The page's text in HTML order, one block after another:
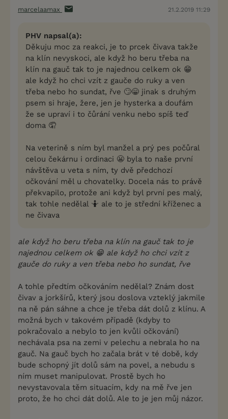
marcelaamax 21.2.2019 11:29
PHV napsal(a):
Děkuju moc za reakci, je to prcek čivava takže
na klín nevyskoci, ale když ho beru třeba na
klín na gauč tak to je najednou celkem ok 😁
ale když ho chci vzít z gauče do ruky a ven
třeba nebo ho sundat, řve 🙄😁 jinak s druhým
psem si hraje, žere, jen je hysterka a doufám
že se upraví i to čůrání venku nebo spíš teď
doma 🤦
Na veterině s ním byl manžel a prý pes počůral
celou čekárnu i ordinaci 😬 byla to naše první
návštěva u veta s ním, ty dvě předchozí
očkování měl u chovatelky. Docela nás to právě
překvapilo, protože ani když byl první pes malý,
tak tohle nedělal 🤷 ale to je střední kříženec a
ne čivava
ale když ho beru třeba na klín na gauč tak to je
najednou celkem ok 😁 ale když ho chci vzít z
gauče do ruky a ven třeba nebo ho sundat, řve
A tohle předtím očkováním nedělal? Znám dost
čivav a jorkšírů, který jsou doslova vzteklý jakmile
na ně pán sáhne a chce je třeba dát dolů z klínu. A
možná bych v takovém případě (kdyby to
pokračovalo a nebylo to jen kvůli očkování)
nechávala psa na zemi v pelechu a nebrala ho na
gauč. Na gauč bych ho začala brát v té době, kdy
bude schopný jít dolů sám na povel, a nebudu s
ním muset manipulovat. Prostě bych ho
nevystavovala těm situacím, kdy na mě řve jen
proto, že ho chci dát dolů. Ale to je jen můj názor.